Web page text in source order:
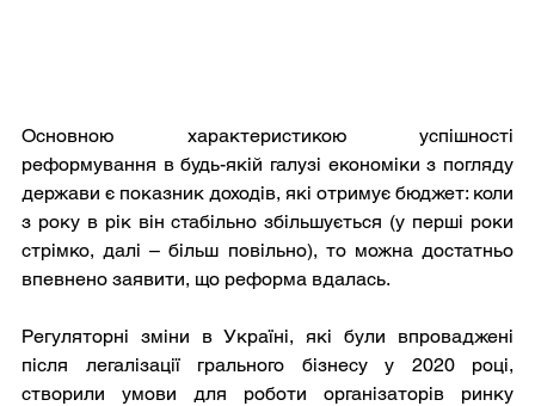
Основною характеристикою успішності
реформування в будь-якій галузі економіки з погляду
держави є показник доходів, які отримує бюджет: коли
з року в рік він стабільно збільшується (у перші роки
стрімко, далі – більш повільно), то можна достатньо
впевнено заявити, що реформа вдалась.
Регуляторні зміни в Україні, які були впроваджені
після легалізації грального бізнесу у 2020 році,
створили умови для роботи організаторів ринку